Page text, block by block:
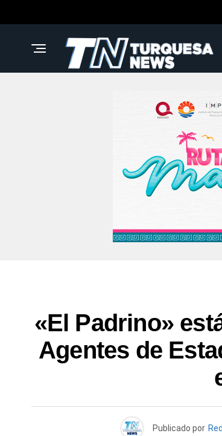
«El Padrino»
Agentes de
Publicado por